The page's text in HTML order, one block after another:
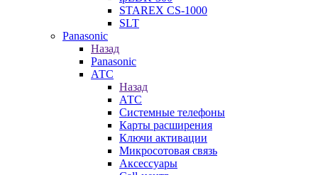
STAREX CS-1000
SLT
Panasonic
Назад
Panasonic
АТС
Назад
АТС
Системные телефоны
Карты расширения
Ключи активации
Микросотовая связь
Аксессуары